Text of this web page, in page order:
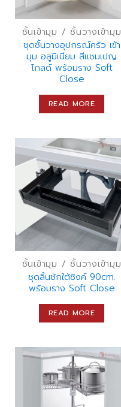
ชั้นเข้ามุม / ชั้นวางเข้ามุม
ชุดชั้นวางอุปกรณ์ครัว เข้า
มุม อลูมิเนียม สีแชมเปญ
โกลด์ พร้อมราง Soft
Close
READ MORE
ชั้นเข้ามุม / ชั้นวางเข้ามุม
ชุดลิ้นชักใต้ซิงค์ 90cm.
พร้อมราง Soft Close
READ MORE